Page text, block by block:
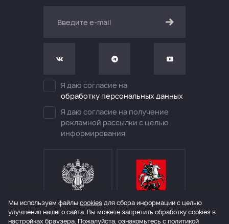
Я даю согласие на
обработку персональных данных
Я даю согласие на получение
рекламной рассылки с целью
информирования
МИНИСТЕРСТВО КУЛЬТУРЫ
РОССИЙСКОЙ ФЕДЕРАЦИИ
ДЕПАРТАМЕНТ КУЛЬТУРЫ
ГОРОДА МОСКВЫ
Мы используем файлы cookies для сбора информации с целью
улучшения нашего сайта. Вы можете запретить обработку сookies в
настройках браузера. Пожалуйста, ознакомьтесь с политикой